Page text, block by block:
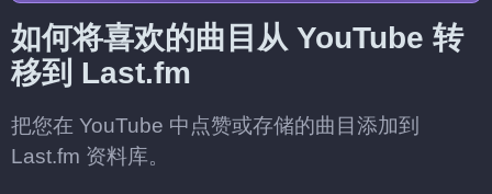
如何将喜欢的曲目从 YouTube 转
移到 Last.fm
把您在 YouTube 中点赞或存储的曲目添加到
Last.fm 资料库。